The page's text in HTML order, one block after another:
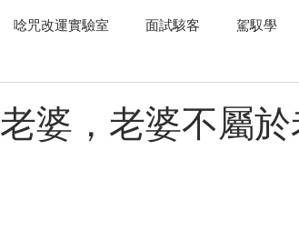
唸咒改運實驗室 面試駭客 駕馭學
婆，老婆不屬